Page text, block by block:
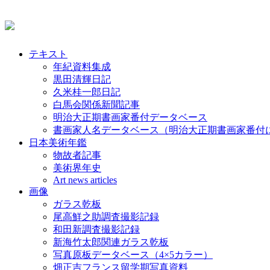
テキスト
年紀資料集成
黒田清輝日記
久米桂一郎日記
白馬会関係新聞記事
明治大正期書画家番付データベース
書画家人名データベース（明治大正期書画家番付
日本美術年鑑
物故者記事
美術界年史
Art news articles
画像
ガラス乾板
尾高鮮之助調査撮影記録
和田新調査撮影記録
新海竹太郎関連ガラス乾板
写真原板データベース（4×5カラー）
畑正吉フランス留学期写真資料